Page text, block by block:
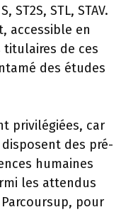
STL, STAV.
accessible en
de ces
des études
privilégiées, car
des pré-
humaines
les attendus
pour